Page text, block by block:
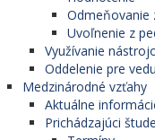
Odmeňovanie
Uvoľnenie z
Využívanie
Oddelenie pre
Medzinárodné vzťahy
Aktuálne
Prichádzajúci